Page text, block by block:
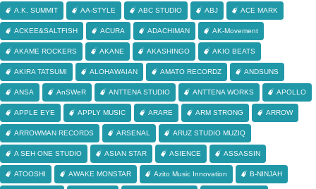
A.K. SUMMIT AA-STYLE ABC STUDIO ABJ ACE MARK
ACKEE&SALTFISH ACURA ADACHIMAN AK-Movement
AKAME ROCKERS AKANE AKASHINGO AKIO BEATS
AKIRA TATSUMI ALOHAWAIAN AMATO RECORDZ ANDSUNS
ANSA AnSWeR ANTTENA STUDIO ANTTENA WORKS APOLLO
APPLE EYE APPLY MUSIC ARARE ARM STRONG ARROW
ARROWMAN RECORDS ARSENAL ARUZ STUDIO MUZIQ
A SEH ONE STUDIO ASIAN STAR ASIENCE ASSASSIN
ATOOSHI AWAKE MONSTAR Azito Music Innovation B-NINJAH